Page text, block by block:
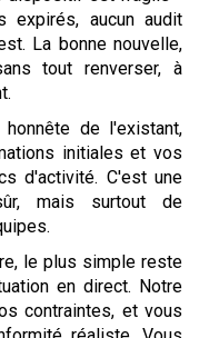
expirés, aucun audit
La bonne nouvelle,
tout renverser, à
honnête de l'existant,
initiales et vos
d'activité. C'est une
mais surtout de
le plus simple reste
en direct. Notre
contraintes, et vous